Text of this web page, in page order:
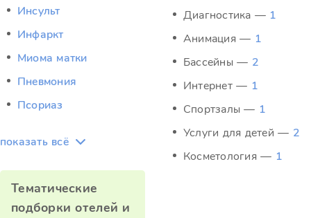
Инсульт
Инфаркт
Миома матки
Пневмония
Псориаз
показать всё
Тематические
подборки отелей и
Диагностика — 1
Анимация — 1
Бассейны — 2
Интернет — 1
Спортзалы — 1
Услуги для детей — 2
Косметология — 1